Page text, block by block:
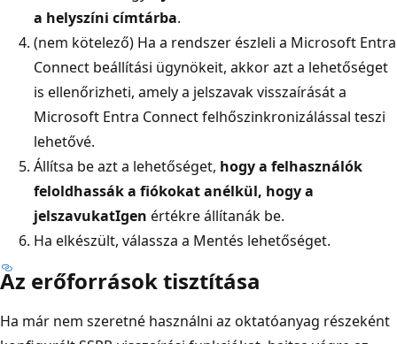
a helyszíni címtárba.
(nem kötelező) Ha a rendszer észleli a Microsoft Entra
Connect beállítási ügynökeit, akkor azt a lehetőséget
is ellenőrizheti, amely a jelszavak visszaírását a
Microsoft Entra Connect felhőszinkronizálással teszi
lehetővé.
Állítsa be azt a lehetőséget, hogy a felhasználók
feloldhassák a fiókokat anélkül, hogy a
jelszavukatIgen értékre állítanák be.
Ha elkészült, válassza a Mentés lehetőséget.
Az erőforrások tisztítása
Ha már nem szeretné használni az oktatóanyag részeként